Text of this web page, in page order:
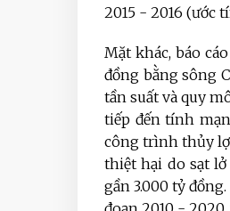
2015 - 2016 (ước
Mặt khác, báo
đồng bằng sông
tần suất và quy
tiếp đến tính
công trình thủy
thiệt hại do sạt
gần 3.000 tỷ